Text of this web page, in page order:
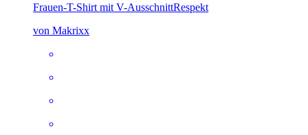
Frauen-T-Shirt mit V-AusschnittRespekt
von Makrixx